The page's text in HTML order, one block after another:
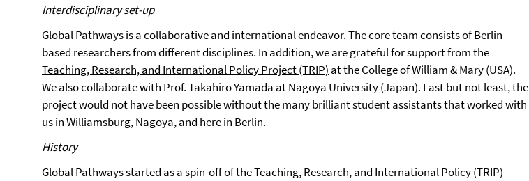
Interdisciplinary set-up
Global Pathways is a collaborative and international endeavor. The core team consists of Berlin-
based researchers from different disciplines. In addition, we are grateful for support from the
Teaching, Research, and International Policy Project (TRIP) at the College of William & Mary (USA).
We also collaborate with Prof. Takahiro Yamada at Nagoya University (Japan). Last but not least, the
project would not have been possible without the many brilliant student assistants that worked with
us in Williamsburg, Nagoya, and here in Berlin.
History
Global Pathways started as a spin-off of the Teaching, Research, and International Policy (TRIP)